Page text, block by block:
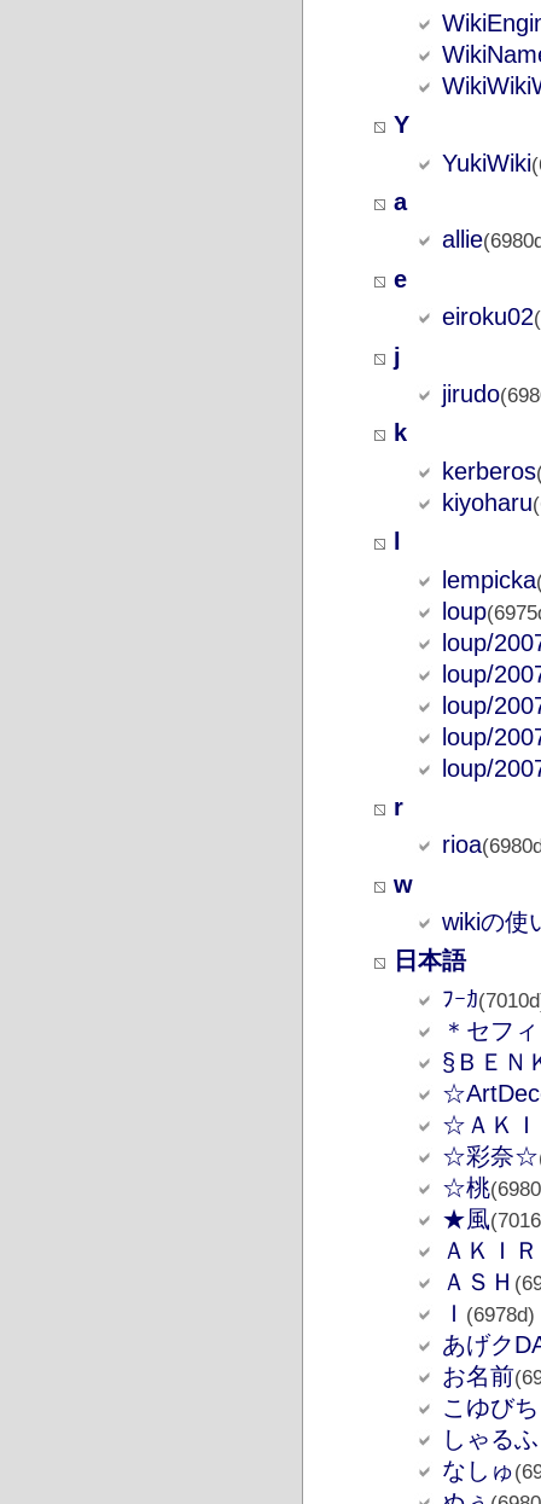
Y
YukiWiki
a
allie
e
eiroku02
j
jirudo
k
kerberos
kiyoharu
lempicka
loup
loup/
loup/
loup/
loup/
loup/
r
rioa
w
wikiの使
日本語
ﾌｰｶ
＊セフ
§ＢＥＮ
☆ＡＫ
☆彩奈☆
☆桃
★風
ＡＫＩ
ＡＳＨ
Ｉ (6978d)
あげク
お名前
こゆび
しゃる
なしゅ